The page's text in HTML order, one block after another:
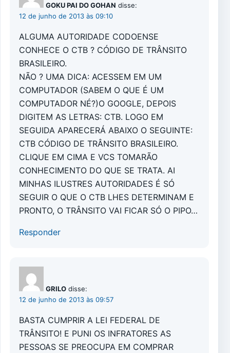
GOKU PAI DO GOHAN disse:
12 de junho de 2013 às 09:10
ALGUMA AUTORIDADE CODOENSE
CONHECE O CTB ? CÓDIGO DE TRÂNSITO
BRASILEIRO.
NÃO ? UMA DICA: ACESSEM EM UM
COMPUTADOR (SABEM O QUE É UM
COMPUTADOR NÉ?)O GOOGLE, DEPOIS
DIGITEM AS LETRAS: CTB. LOGO EM
SEGUIDA APARECERÁ ABAIXO O SEGUINTE:
CTB CÓDIGO DE TRÂNSITO BRASILEIRO.
CLIQUE EM CIMA E VCS TOMARÃO
CONHECIMENTO DO QUE SE TRATA. AI
MINHAS ILUSTRES AUTORIDADES É SÓ
SEGUIR O QUE O CTB LHES DETERMINAM E
PRONTO, O TRÂNSITO VAI FICAR SÓ O PIPO…
Responder
GRILO disse:
12 de junho de 2013 às 09:57
BASTA CUMPRIR A LEI FEDERAL DE
TRÂNSITO! E PUNI OS INFRATORES AS
PESSOAS SE PREOCUPA EM COMPRAR